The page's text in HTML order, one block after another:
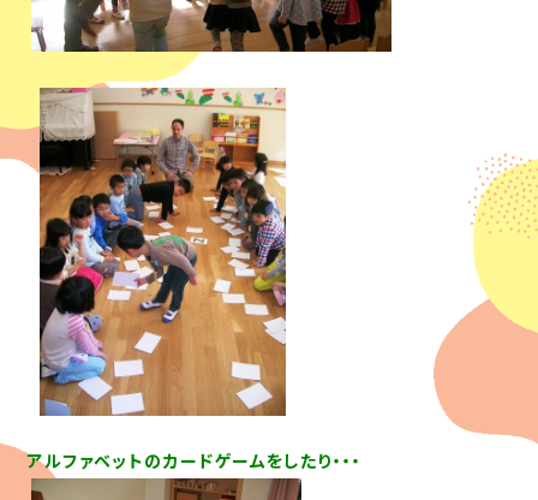
アルファベットのカードゲームをしたり・・・